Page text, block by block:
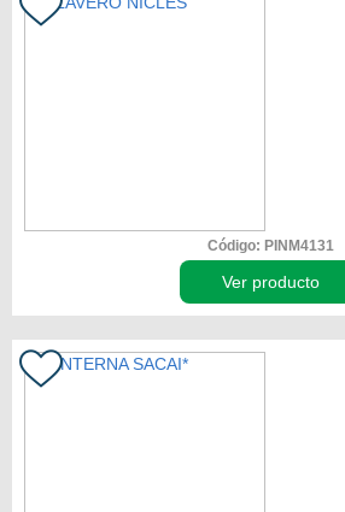
Código: PINM4131
Ver producto